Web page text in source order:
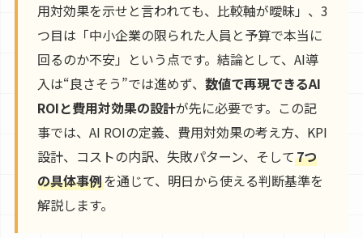
用対効果を示せと言われても、比較軸が曖昧」、3
つ目は「中小企業の限られた人員と予算で本当に
回るのか不安」という点です。結論として、AI導
入は“良さそう”では進めず、 数値で再現できるAI
ROIと費用対効果の設計が先に必要です。この記
事では、AI ROIの定義、費用対効果の考え方、KPI
設計、コストの内訳、失敗パターン、そして7つ
の具体事例を通じて、明日から使える判断基準を
解説します。